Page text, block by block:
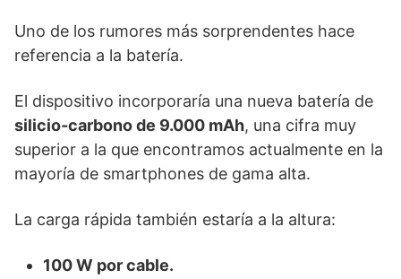
Uno de los rumores más sorprendentes hace
referencia a la batería.
El dispositivo incorporaría una nueva batería de
silicio-carbono de 9.000 mAh, una cifra muy
superior a la que encontramos actualmente en la
mayoría de smartphones de gama alta.
La carga rápida también estaría a la altura:
100 W por cable.